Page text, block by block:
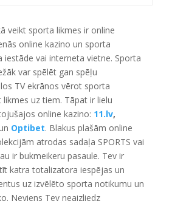
veikt sporta likmes ir online
online kazino un sporta
vai interneta vietne. Sporta
var spēlēt gan spēļu
TV ekrānos vērot sporta
uz tiem. Tāpat ir lielu
online kazino: 11.lv,
Optibet. Blakus plašām online
atrodas sadaļa SPORTS vai
ir bukmeikeru pasaule. Tev ir
katra totalizatora iespējas un
uz izvēlēto sporta notikumu un
Neviens Tev neaizliedz